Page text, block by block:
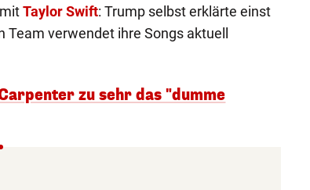
Taylor Swift: Trump selbst erklärte einst
Team verwendet ihre Songs aktuell
zu sehr das "dumme